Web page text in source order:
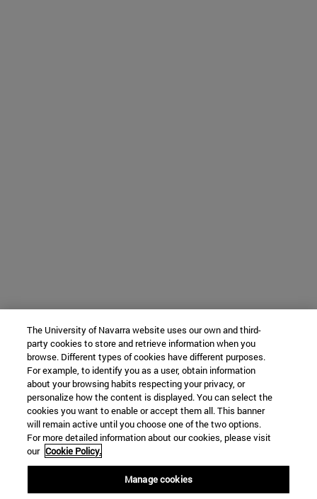
The University of Navarra website uses our own and third-
party cookies to store and retrieve information when you
browse. Different types of cookies have different purposes.
For example, to identify you as a user, obtain information
about your browsing habits respecting your privacy, or
personalize how the content is displayed. You can select the
cookies you want to enable or accept them all. This banner
will remain active until you choose one of the two options.
For more detailed information about our cookies, please visit
our Cookie Policy.
Manage cookies